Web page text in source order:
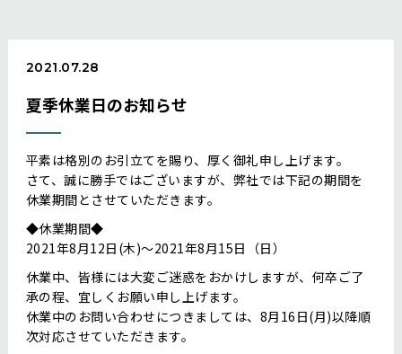
2021.07.28
夏季休業日のお知らせ
平素は格別のお引立てを賜り、厚く御礼申し上げます。
さて、誠に勝手ではございますが、弊社では下記の期間を
休業期間とさせていただきます。
◆休業期間◆
2021年8月12日(木)～2021年8月15日（日）
休業中、皆様には大変ご迷惑をおかけしますが、何卒ご了
承の程、宜しくお願い申し上げます。
休業中のお問い合わせにつきましては、8月16日(月)以降順
次対応させていただきます。